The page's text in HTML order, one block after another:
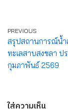
PREVIOUS
สรุปสถานการณ์น้ำ
ทะเลสาบสงขลา ป
กุมภาพันธ์ 2569
ใส่ความเห็น